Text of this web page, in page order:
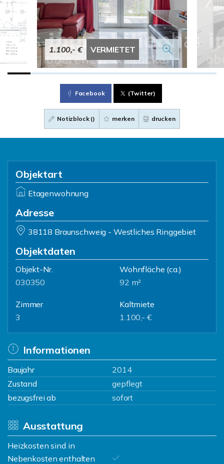
1.100,- € VERMIETET
Facebook (Twitter)
Notizblock () merken drucken
Objektart
Etagenwohnung
Adresse
38118 Braunschweig - Westliches Ringgebiet
Objektdaten
Objekt-Nr.
030350
Wohnfläche (ca.)
92 m²
Zimmer
3
Kaltmiete
1.100,- €
Informationen
Baujahr
2014
Zustand
gepflegt
bezugsfrei ab
sofort
Ausstattung
Heizkosten sind in
Nebenkosten enthalten